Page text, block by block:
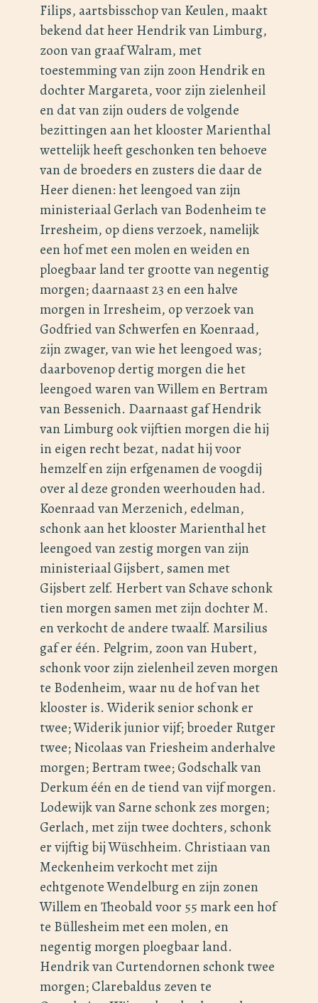
Filips, aartsbisschop van Keulen, maakt
bekend dat heer Hendrik van Limburg,
zoon van graaf Walram, met
toestemming van zijn zoon Hendrik en
dochter Margareta, voor zijn zielenheil
en dat van zijn ouders de volgende
bezittingen aan het klooster Marienthal
wettelijk heeft geschonken ten behoeve
van de broeders en zusters die daar de
Heer dienen: het leengoed van zijn
ministeriaal Gerlach van Bodenheim te
Irresheim, op diens verzoek, namelijk
een hof met een molen en weiden en
ploegbaar land ter grootte van negentig
morgen; daarnaast 23 en een halve
morgen in Irresheim, op verzoek van
Godfried van Schwerfen en Koenraad,
zijn zwager, van wie het leengoed was;
daarbovenop dertig morgen die het
leengoed waren van Willem en Bertram
van Bessenich. Daarnaast gaf Hendrik
van Limburg ook vijftien morgen die hij
in eigen recht bezat, nadat hij voor
hemzelf en zijn erfgenamen de voogdij
over al deze gronden weerhouden had.
Koenraad van Merzenich, edelman,
schonk aan het klooster Marienthal het
leengoed van zestig morgen van zijn
ministeriaal Gijsbert, samen met
Gijsbert zelf. Herbert van Schave schonk
tien morgen samen met zijn dochter M.
en verkocht de andere twaalf. Marsilius
gaf er één. Pelgrim, zoon van Hubert,
schonk voor zijn zielenheil zeven morgen
te Bodenheim, waar nu de hof van het
klooster is. Widerik senior schonk er
twee; Widerik junior vijf; broeder Rutger
twee; Nicolaas van Friesheim anderhalve
morgen; Bertram twee; Godschalk van
Derkum één en de tiend van vijf morgen.
Lodewijk van Sarne schonk zes morgen;
Gerlach, met zijn twee dochters, schonk
er vijftig bij Wüschheim. Christiaan van
Meckenheim verkocht met zijn
echtgenote Wendelburg en zijn zonen
Willem en Theobald voor 55 mark een hof
te Büllesheim met een molen, en
negentig morgen ploegbaar land.
Hendrik van Curtendornen schonk twee
morgen; Clarebaldus zeven te